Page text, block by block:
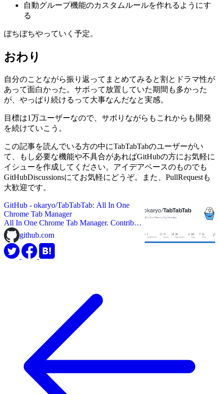
自動グループ機能のカスタムルールを作れるようにす
る
ぼちぼちやっていく予定。
おわり
自分のことながら振り返ってまとめてみると割とドラマ性が
あって面白かった。サボって放置していた期間も多かった
が、やっぱり続けるって大事なんだなと実感。
目標は1万ユーザーなので、サボりながらもこれからも開発
を続けていこう。
この記事を読んでいる方の中にTabTabTabのユーザーがい
て、もし必要な機能や不具合があればGitHubの方にお気軽に
イシューを作成してください。アイデアベースのものでも
GitHubDiscussionsにてお気軽にどうぞ。また、PullRequestも
大歓迎です。
GitHub - okaryo/TabTabTab: All In One
Chrome Tab Manager
All In One Chrome Tab Manager. Contribute
to okaryo/TabTabTab development by
creating an account on GitHub.
github.com